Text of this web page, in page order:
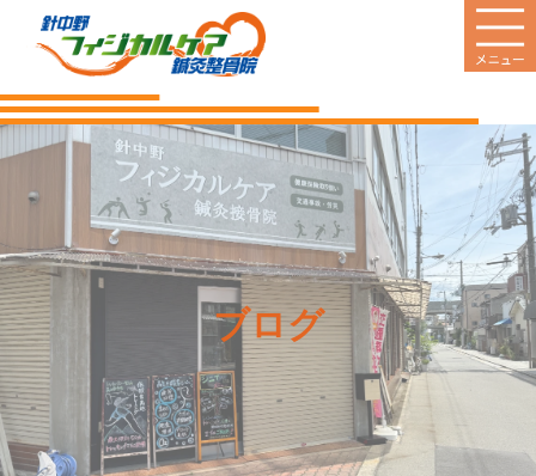
HOME
当院のご案内
診療案内
営業日
新着情報
患者様の声
ブログ